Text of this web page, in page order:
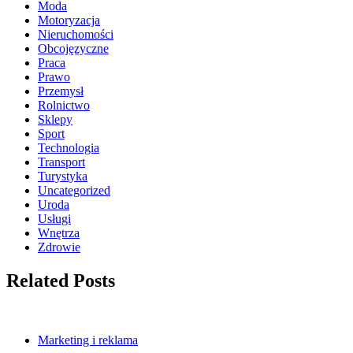
Moda
Motoryzacja
Nieruchomości
Obcojęzyczne
Praca
Prawo
Przemysł
Rolnictwo
Sklepy
Sport
Technologia
Transport
Turystyka
Uncategorized
Uroda
Usługi
Wnętrza
Zdrowie
Related Posts
Marketing i reklama